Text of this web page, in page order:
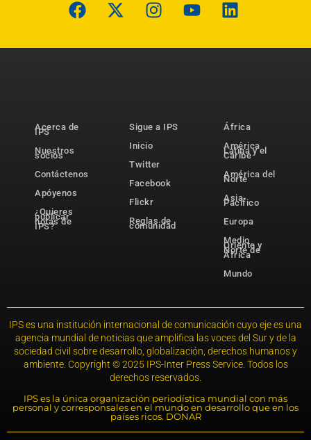
Acerca de
IPS
Nuestros
socios
Contáctenos
Apóyenos
¿Quieres
publicar
notas de
IPS?
Sigue a IPS
Inicio
Twitter
Facebook
Flickr
Reglas de
comunidad
África
América
Latina y el
Caribe
América del
Norte
Asia-
Pacífico
Europa
Medio
Oriente y
Norte de
África
Mundo
IPS es una institución internacional de comunicación cuyo eje es una
agencia mundial de noticias que amplifica las voces del Sur y de la
sociedad civil sobre desarrollo, globalización, derechos humanos y
ambiente. Copyright © 2025 IPS-Inter Press Service. Todos los
derechos reservados.
IPS es la única organización periodística mundial con más
personal y corresponsales en el mundo en desarrollo que en los
países ricos. DONAR